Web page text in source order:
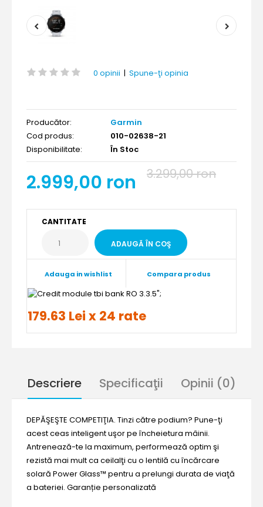
0 opinii | Spune-ţi opinia
Producător:
Garmin
Cod produs:
010-02638-21
Disponibilitate:
În Stoc
2.999,00 ron 3.299,00 ron
CANTITATE
Adauga in wishlist Compara produs
";
179.63 Lei x 24 rate
Descriere Specificaţii Opinii (0)
DEPĂŞEŞTE COMPETIŢIA. Tinzi către podium? Pune-ţi
acest ceas inteligent uşor pe încheietura mâinii.
Antrenează-te la maximum, performează optim şi
rezistă mai mult ca ceilalţi cu o lentilă cu încărcare
solară Power Glass™ pentru a prelungi durata de viaţă
a bateriei. Garanție personalizată